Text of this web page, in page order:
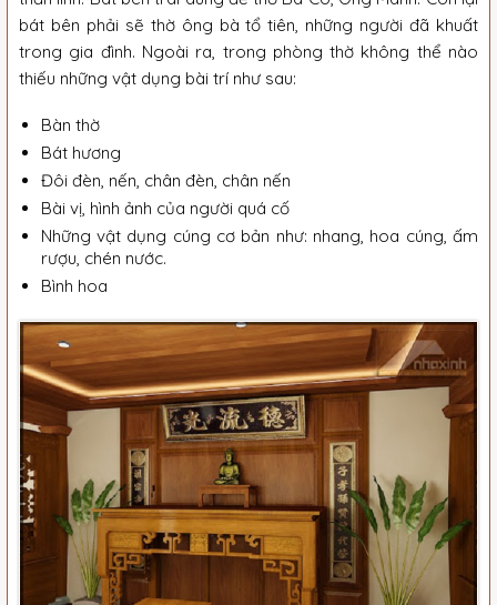
bát bên phải sẽ thờ ông bà tổ tiên, những người đã khuất
trong gia đình. Ngoài ra, trong phòng thờ không thể nào
thiếu những vật dụng bài trí như sau:
Bàn thờ
Bát hương
Đôi đèn, nến, chân đèn, chân nến
Bài vị, hình ảnh của người quá cố
Những vật dụng cúng cơ bản như: nhang, hoa cúng, ấm
rượu, chén nước.
Bình hoa